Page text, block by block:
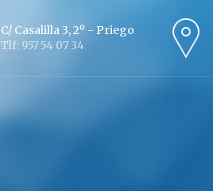
C/ Casalilla 3, 2º - Priego
Tlf: 957 54 07 34